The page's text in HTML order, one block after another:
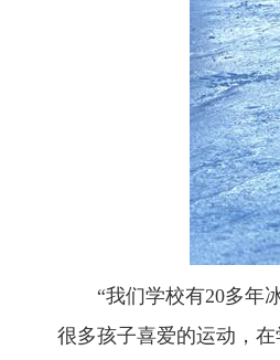
“我们学校有20多年冰
很多孩子喜爱的运动，